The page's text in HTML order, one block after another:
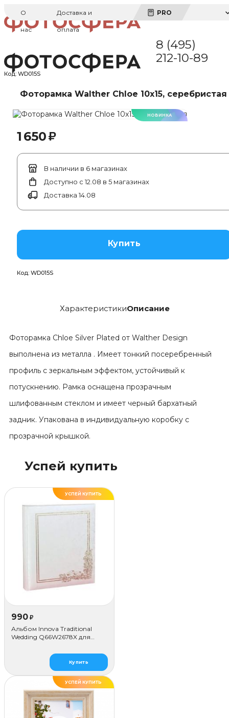
О
нас
Доставка и
оплата
PRO
8 (495)
212-10-89
Код: WD015S
НОВИНКА
Фоторамка Walther Chloe 10x15, серебристая
1 650₽
В наличии в 6 магазинах
Доступно с 12.08 в 5 магазинах
Доставка 14.08
Купить
Код: WD015S
ХарактеристикиОписание
Фоторамка Chloe Silver Plated от Walther Design
выполнена из металла . Имеет тонкий посеребренный
профиль с зеркальным эффектом, устойчивый к
потускнению. Рамка оснащена прозрачным
шлифованным стеклом и имеет черный бархатный
задник. Упакована в индивидуальную коробку с
прозрачной крышкой.
Успей купить
УСПЕЙ КУПИТЬ
990 ₽
Альбом Innova Traditional
Wedding Q66W2678X для
Купить
УСПЕЙ КУПИТЬ
ДЕЛАЕМ САМИ